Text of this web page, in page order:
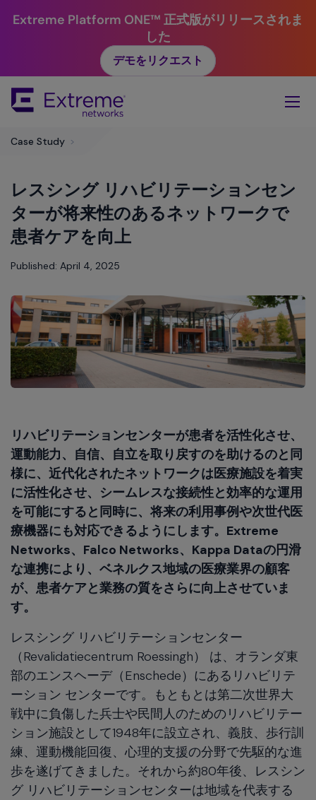
Extreme Platform ONE™ 正式版がリリースされま
した
デモをリクエスト
Main
Case Study >
レスシング リハビリテーションセン
ターが将来性のあるネットワークで
患者ケアを向上
Published: April 4, 2025
リハビリテーションセンターが患者を活性化させ、
運動能力、自信、自立を取り戻すのを助けるのと同
様に、近代化されたネットワークは医療施設を着実
に活性化させ、シームレスな接続性と効率的な運用
を可能にすると同時に、将来の利用事例や次世代医
療機器にも対応できるようにします。Extreme
Networks、Falco Networks、Kappa Dataの円滑
な連携により、ベネルクス地域の医療業界の顧客
が、患者ケアと業務の質をさらに向上させていま
す。
レスシング リハビリテーションセンター
（Revalidatiecentrum Roessingh） は、オランダ東
部のエンスヘーデ（Enschede）にあるリハビリテ
ーション センターです。もともとは第二次世界大
戦中に負傷した兵士や民間人のためのリハビリテー
ション施設として1948年に設立され、義肢、歩行訓
練、運動機能回復、心理的支援の分野で先駆的な進
歩を遂げてきました。それから約80年後、レスシン
グ リハビリテーションセンターは地域を代表する